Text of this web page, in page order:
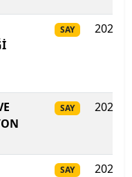
SAY 2025
SAY 2025
SAY 2025